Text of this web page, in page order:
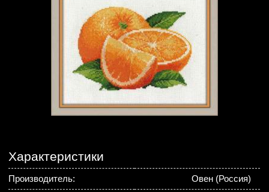
Характеристики
Производитель: Овен (Россия)